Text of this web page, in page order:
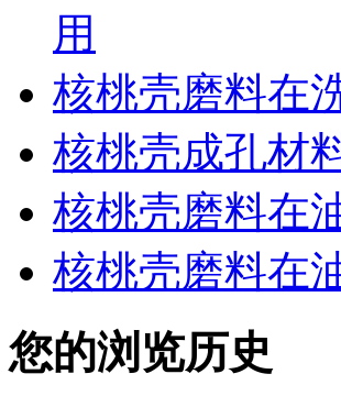
用
核桃壳磨料在
核桃壳成孔材
核桃壳磨料在
核桃壳磨料在
您的浏览历史